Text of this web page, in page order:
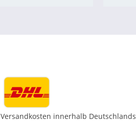
Versandkosten innerhalb Deutschlands